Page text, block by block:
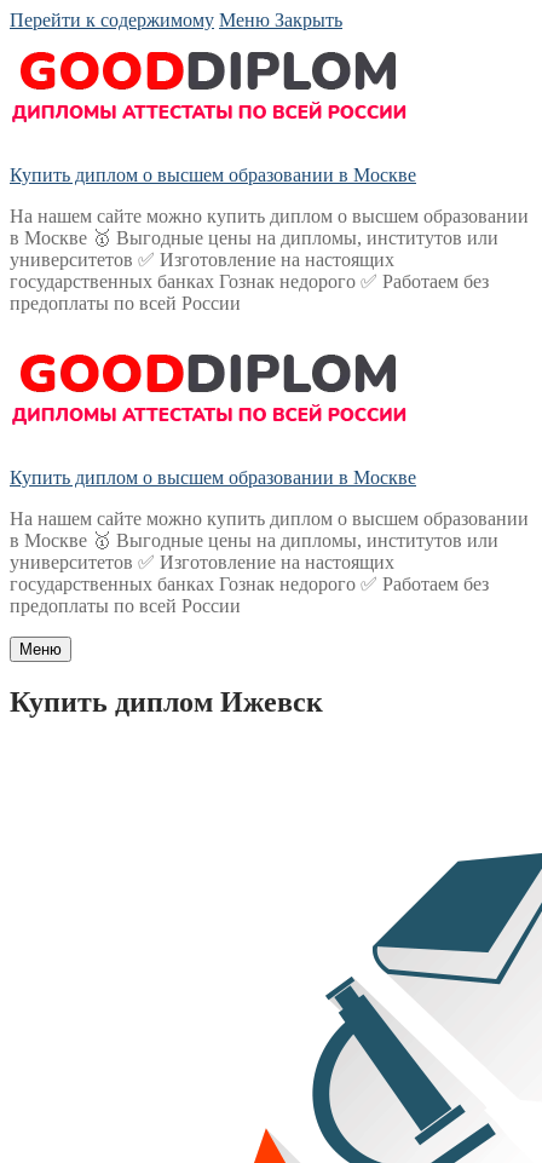
Перейти к содержимому Меню Закрыть
Купить диплом о высшем образовании в Москве
На нашем сайте можно купить диплом о высшем образовании
в Москве 🥇 Выгодные цены на дипломы, институтов или
университетов ✅ Изготовление на настоящих
государственных банках Гознак недорого ✅ Работаем без
предоплаты по всей России
Купить диплом о высшем образовании в Москве
На нашем сайте можно купить диплом о высшем образовании
в Москве 🥇 Выгодные цены на дипломы, институтов или
университетов ✅ Изготовление на настоящих
государственных банках Гознак недорого ✅ Работаем без
предоплаты по всей России
Меню
Купить диплом Ижевск